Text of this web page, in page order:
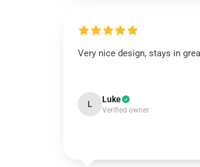
Very nice design, stays in
L Luke
Verified owner